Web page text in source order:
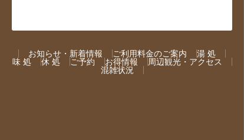
お知らせ・新着情報 ご利用料金のご案内
湯 処
味 処
休 処 ご予約 お得情報
周辺観光・アクセス
混雑状況